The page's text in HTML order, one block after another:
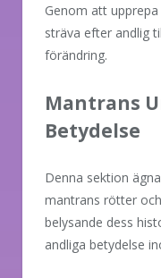
Genom att
sträva efter andlig
förändring.
Mantrans
Betydelse
Denna sektion
mantrans rötter
belysande dess
andliga betydelse